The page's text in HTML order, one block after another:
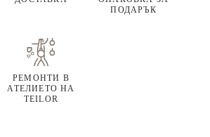
ПОДАРЪК
РЕМОНТИ В
АТЕЛИЕТО НА
TEILOR